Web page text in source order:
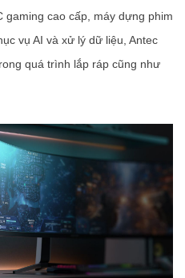
gaming cao cấp, máy dựng phim
vụ AI và xử lý dữ liệu, Antec
quá trình lắp ráp cũng như